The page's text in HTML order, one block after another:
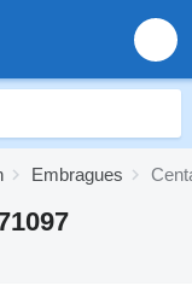
Embragues